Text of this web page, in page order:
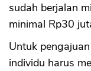
sudah berjalan
minimal Rp30
Untuk
individu harus